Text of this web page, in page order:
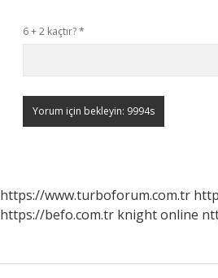
6 + 2 kaçtır?*
https://www.turboforum.com.tr
https://befo.com.tr knight online